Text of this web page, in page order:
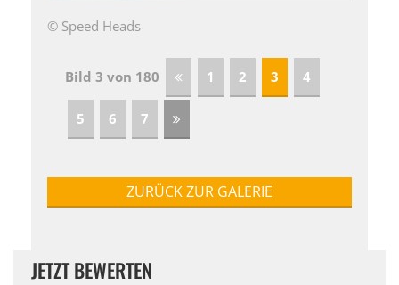
© Speed Heads
Bild 3 von 180 1 2 3 4
5 6 7
ZURÜCK ZUR GALERIE
JETZT BEWERTEN